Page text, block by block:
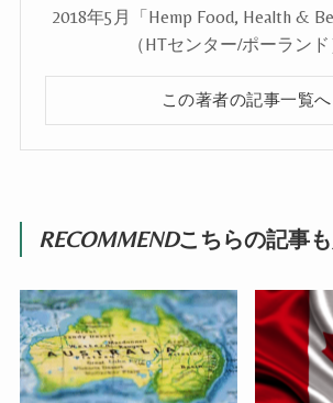
2018年5月「Hemp Food, Health &
（HTセンター/ポーランド
この著者の記事一覧へ
RECOMMENDこちらの記事も